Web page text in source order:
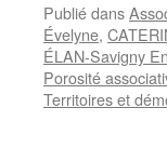
Publié dans
Évelyne,
ÉLAN-Savigny
Porosité
Territoires et